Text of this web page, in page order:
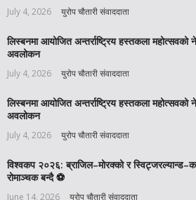
July 4, 2026 युरोप चौतारी संवाददाता
लिस्बनमा आयोजित अन्तर्राष्ट्रिय हस्तकला महोत्सवको
अवलोकन
July 4, 2026 युरोप चौतारी संवाददाता
लिस्बनमा आयोजित अन्तर्राष्ट्रिय हस्तकला महोत्सवको
अवलोकन
July 4, 2026 युरोप चौतारी संवाददाता
विश्वकप २०२६: ब्राजिल–मोरक्को र
रोमाञ्चक बन्दै ⚽️
June 14, 2026 युरोप चौतारी संवाददाता